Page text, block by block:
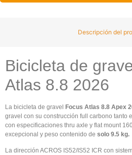
Descripción del
Bicicleta de
Atlas 8.8 2026
La bicicleta de gravel Focus Atlas 8.8 Apex
gravel con su construcción full carbono tanto
con especificaciones thru axle y flat mount
excepcional y peso contenido de solo 9.5 kg.
La dirección ACROS IS52/IS52 ICR con